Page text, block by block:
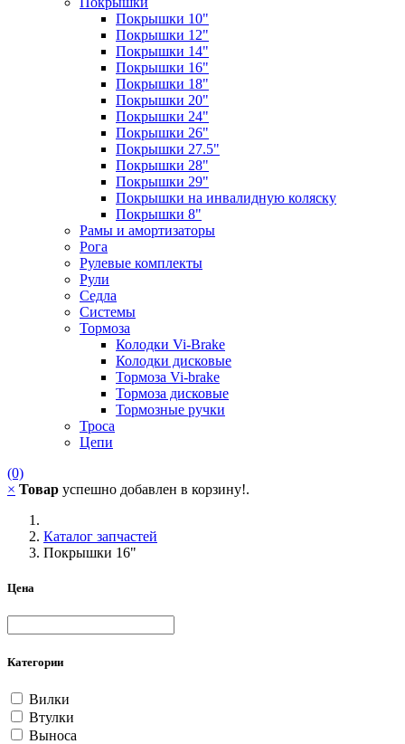
Покрышки 10"
Покрышки 12"
Покрышки 14"
Покрышки 16"
Покрышки 18"
Покрышки 20"
Покрышки 24"
Покрышки 26"
Покрышки 27.5"
Покрышки 28"
Покрышки 29"
Покрышки на инвалидную коляску
Покрышки 8"
Рамы и амортизаторы
Рога
Рулевые комплекты
Рули
Седла
Системы
Тормоза
Колодки Vi-Brake
Колодки дисковые
Тормоза Vi-brake
Тормоза дисковые
Тормозные ручки
Троса
Цепи
(0)
× Товар успешно добавлен в корзину!.
Каталог запчастей
Покрышки 16"
Цена
Категории
Вилки
Втулки
Выноса